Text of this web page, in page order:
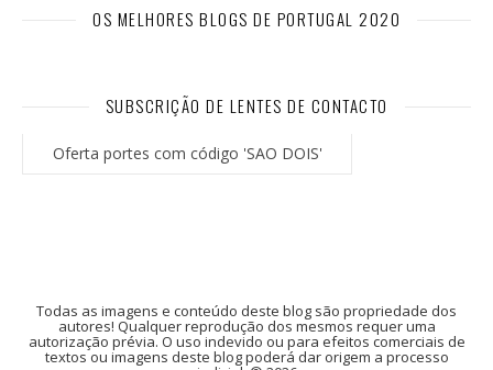
OS MELHORES BLOGS DE PORTUGAL 2020
SUBSCRIÇÃO DE LENTES DE CONTACTO
Oferta portes com código 'SAO DOIS'
Todas as imagens e conteúdo deste blog são propriedade dos
autores! Qualquer reprodução dos mesmos requer uma
autorização prévia. O uso indevido ou para efeitos comerciais de
textos ou imagens deste blog poderá dar origem a processo